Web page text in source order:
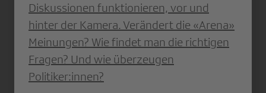
Diskussionen funktionieren, vor und
hinter der Kamera. Verändert die «Arena»
Meinungen? Wie findet man die richtigen
Fragen? Und wie überzeugen
Politiker:innen?